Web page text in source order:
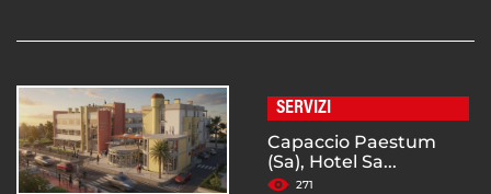
SERVIZI
Capaccio Paestum
(Sa), Hotel Sa...
271